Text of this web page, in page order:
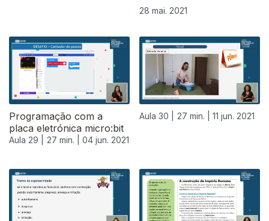
28 mai. 2021
Programação com a
placa eletrónica micro:bit
Aula 29 | 27 min. | 04 jun. 2021
Aula 30 | 27 min. | 11 jun. 2021